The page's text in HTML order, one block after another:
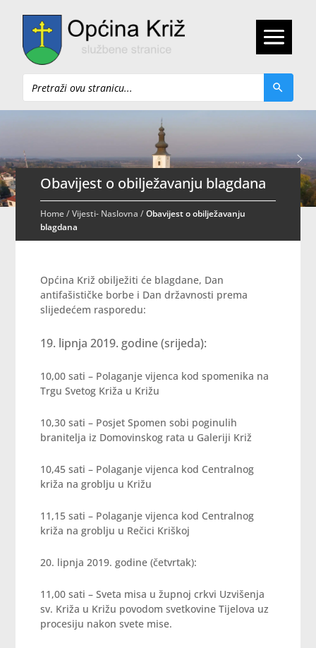
Pretraži
Obavijest o obilježavanju blagdana
Home/Vijesti- Naslovna /Obavijest o obilježavanju
blagdana
Općina Križ obilježiti će blagdane, Dan
antifašističke borbe i Dan državnosti prema
slijedećem rasporedu:
lipnja 2019. godine (srijeda):
10,00 sati – Polaganje vijenca kod spomenika na
Trgu Svetog Križa u Križu
10,30 sati – Posjet Spomen sobi poginulih
branitelja iz Domovinskog rata u Galeriji Križ
10,45 sati – Polaganje vijenca kod Centralnog
križa na groblju u Križu
11,15 sati – Polaganje vijenca kod Centralnog
križa na groblju u Rečici Kriškoj
20. lipnja 2019. godine (četvrtak):
11,00 sati – Sveta misa u župnoj crkvi Uzvišenja
sv. Križa u Križu povodom svetkovine Tijelova uz
procesiju nakon svete mise.